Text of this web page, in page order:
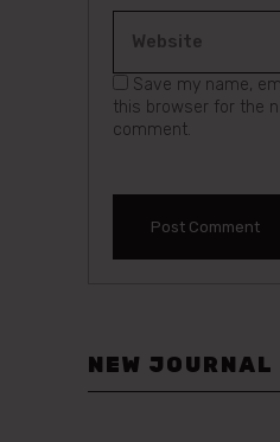
Save my name,
this browser for the
comment.
NEW JOURNAL